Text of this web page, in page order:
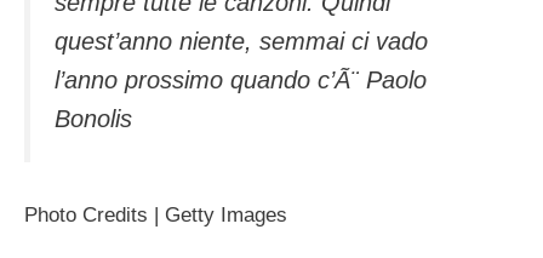
quest’anno niente, semmai ci vado
l’anno prossimo quando c’Ã¨ Paolo
Bonolis
Photo Credits | Getty Images